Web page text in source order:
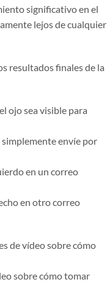
significativo en el
lejos de cualquier
resultados finales de la
ojo sea visible para
envíe por
en un correo
en otro correo
de vídeo sobre cómo
sobre cómo tomar